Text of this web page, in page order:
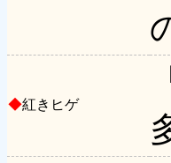
◆紅きヒゲ